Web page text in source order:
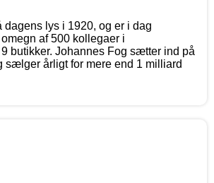
dagens lys i 1920, og er i dag
af 500 kollegaer i
butikker. Johannes Fog sætter ind på
sælger årligt for mere end 1 milliard